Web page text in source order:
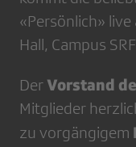
«Persönlich» live
Hall, Campus
Der Vorstand
Mitglieder
zu vorgängigem